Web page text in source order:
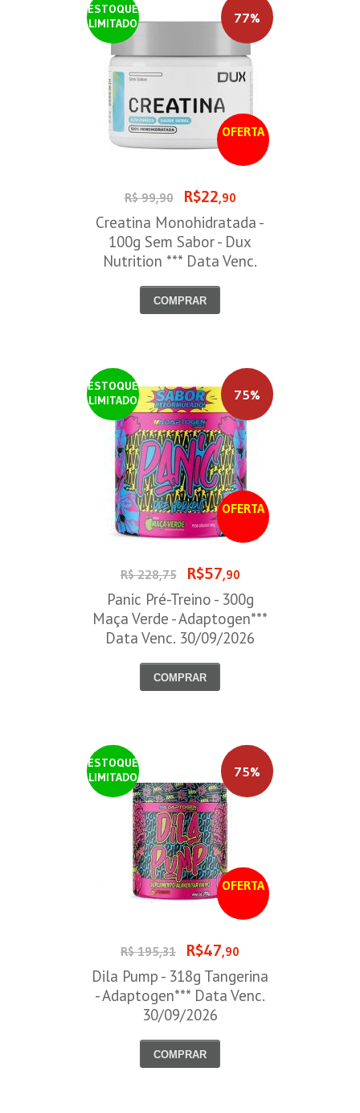
ESTOQUE
LIMITADO
OFERTA
77%
R$ 99,90 R$22,90
Creatina Monohidratada -
100g Sem Sabor - Dux
Nutrition *** Data Venc.
COMPRAR
ESTOQUE
LIMITADO
OFERTA
75%
R$ 228,75 R$57,90
Panic Pré-Treino - 300g
Maça Verde - Adaptogen***
Data Venc. 30/09/2026
COMPRAR
ESTOQUE
LIMITADO
OFERTA
75%
R$ 195,31 R$47,90
Dila Pump - 318g Tangerina
- Adaptogen*** Data Venc.
30/09/2026
COMPRAR